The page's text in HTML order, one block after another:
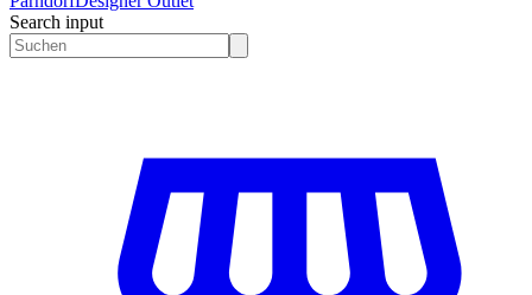
Search input